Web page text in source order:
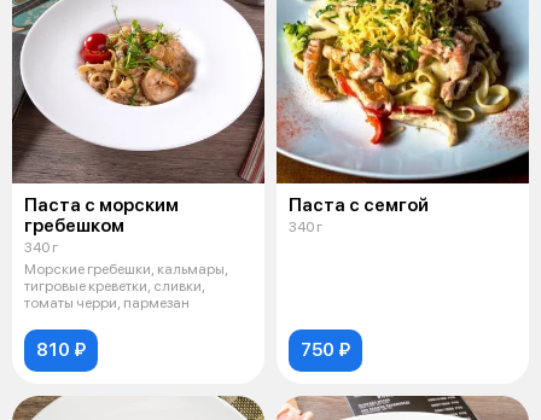
Паста с морским
гребешком
340 г
Морские гребешки, кальмары,
тигровые креветки, сливки,
томаты черри, пармезан
810 ₽
Паста с семгой
340 г
750 ₽